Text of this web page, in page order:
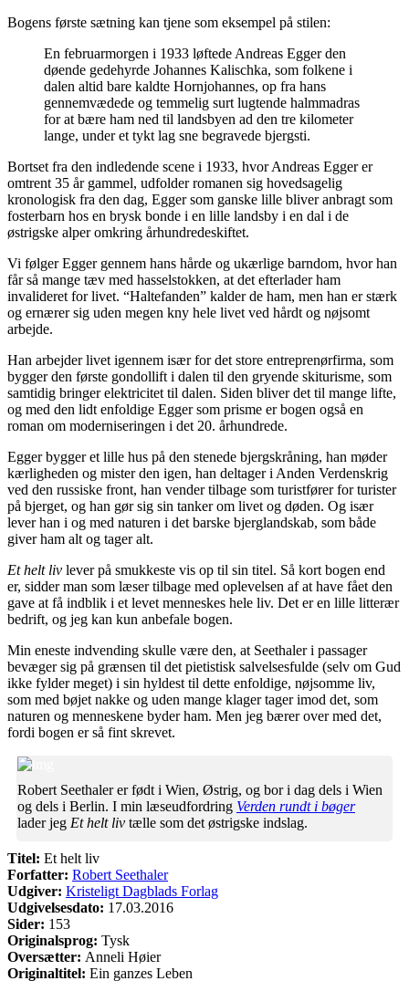
Bogens første sætning kan tjene som eksempel på stilen:
En februarmorgen i 1933 løftede Andreas Egger den
døende gedehyrde Johannes Kalischka, som folkene i
dalen altid bare kaldte Hornjohannes, op fra hans
gennemvædede og temmelig surt lugtende halmmadras
for at bære ham ned til landsbyen ad den tre kilometer
lange, under et tykt lag sne begravede bjergsti.
Bortset fra den indledende scene i 1933, hvor Andreas Egger er
omtrent 35 år gammel, udfolder romanen sig hovedsagelig
kronologisk fra den dag, Egger som ganske lille bliver anbragt som
fosterbarn hos en brysk bonde i en lille landsby i en dal i de
østrigske alper omkring århundredeskiftet.
Vi følger Egger gennem hans hårde og ukærlige barndom, hvor han
får så mange tæv med hasselstokken, at det efterlader ham
invalideret for livet. “Haltefanden” kalder de ham, men han er stærk
og ernærer sig uden megen kny hele livet ved hårdt og nøjsomt
arbejde.
Han arbejder livet igennem især for det store entreprenørfirma, som
bygger den første gondollift i dalen til den gryende skiturisme, som
samtidig bringer elektricitet til dalen. Siden bliver det til mange lifte,
og med den lidt enfoldige Egger som prisme er bogen også en
roman om moderniseringen i det 20. århundrede.
Egger bygger et lille hus på den stenede bjergskråning, han møder
kærligheden og mister den igen, han deltager i Anden Verdenskrig
ved den russiske front, han vender tilbage som turistfører for turister
på bjerget, og han gør sig sin tanker om livet og døden. Og især
lever han i og med naturen i det barske bjerglandskab, som både
giver ham alt og tager alt.
Et helt liv lever på smukkeste vis op til sin titel. Så kort bogen end
er, sidder man som læser tilbage med oplevelsen af at have fået den
gave at få indblik i et levet menneskes hele liv. Det er en lille litterær
bedrift, og jeg kan kun anbefale bogen.
Min eneste indvending skulle være den, at Seethaler i passager
bevæger sig på grænsen til det pietistisk salvelsesfulde (selv om Gud
ikke fylder meget) i sin hyldest til dette enfoldige, nøjsomme liv,
som med bøjet nakke og uden mange klager tager imod det, som
naturen og menneskene byder ham. Men jeg bærer over med det,
fordi bogen er så fint skrevet.
Robert Seethaler er født i Wien, Østrig, og bor i dag dels i Wien
og dels i Berlin. I min læseudfordring Verden rundt i bøger
lader jeg Et helt liv tælle som det østrigske indslag.
Titel: Et helt liv
Forfatter: Robert Seethaler
Udgiver: Kristeligt Dagblads Forlag
Udgivelsesdato: 17.03.2016
Sider: 153
Originalsprog: Tysk
Oversætter: Anneli Høier
Originaltitel: Ein ganzes Leben